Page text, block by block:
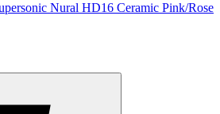
Nural HD16 Ceramic Pink/Rose